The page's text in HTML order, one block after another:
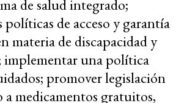
de salud integrado;
políticas de acceso y garantía
materia de discapacidad y
implementar una política
promover legislación
a medicamentos gratuitos,